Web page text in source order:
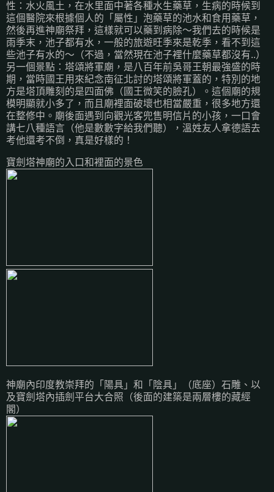
性：水火風土，在水里面中著各種水生藥草，生病的時候到
這個醫院來根據個人的「屬性」泡藥草的池水和食用藥草，
然後再進神廟祭拜，這樣就可以藥到病除～我們去的時候是
雨季末，池子都有水，一般的旅遊旺季來是乾季，看不到這
些池子有水的～（不過，當然現在池子裡什麼藥草都沒有..）
另一個景點：塔頌將軍廟，是八百年前吳哥王朝最強盛的時
期，當時國王用來紀念南征北討的塔頌將軍蓋的，特別的地
方是塔頂雕刻的是四面佛（國王微笑的臉孔）。這個廟的規
模明顯就小多了，而且廟裡面破壞也相當嚴重，很多地方還
在整修中。廟後面遇到向觀光客兜售明信片的小孩，一口會
講七八種語言（他是數數字給我們聽），溫姓友人拿德語去
考他還考不倒，真是好樣的！
寶劍塔神廟的入口和裡面的景色
神廟內印度教崇拜的「陽具」和「陰具」（底座）石雕、以
及寶劍塔內插劍平台大合照（後面的建築是兩層樓的藏經
閣）